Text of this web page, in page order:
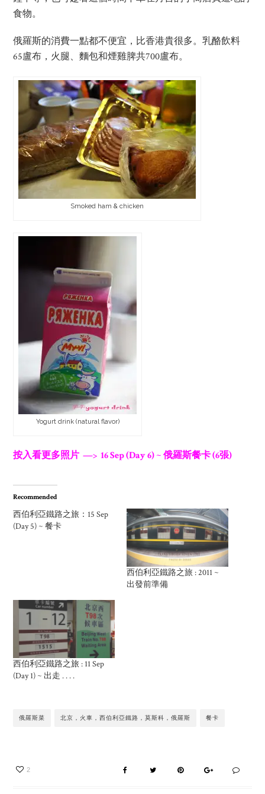
食物。
俄羅斯的消費一點都不便宜，比香港貴很多。乳酪飲料
65盧布，火腿、麵包和煙雞脾共700盧布。
Smoked ham & chicken
Yogurt drink (natural flavor)
按入看更多照片 —> 16 Sep (Day 6) ~ 俄羅斯餐卡 (6張)
Recommended
西伯利亞鐵路之旅：15 Sep
(Day 5) ~ 餐卡
西伯利亞鐵路之旅 : 2011 ~
出發前準備
西伯利亞鐵路之旅 : 11 Sep
(Day 1) ~ 出走 . . . .
俄羅斯菜 北京，火車，西伯利亞鐵路，莫斯科，俄羅斯 餐卡
2